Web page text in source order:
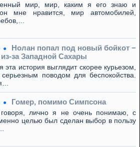
мир, мир, каким я его знаю и
мне нравится, мир автомобилей,
Нолан попал под новый бойкот −
Западной Сахары
эта история выглядит скорее курьезом,
поводом для беспокойства.
Гомер, помимо Симпсона
говоря, лично я не очень понимаю, с
целью был сделан выбор в пользу